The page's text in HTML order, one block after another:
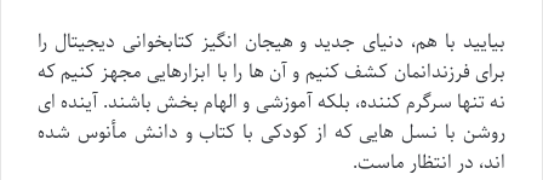
بیایید با هم، دنیای جدید و هیجان انگیز کتابخوانی دیجیتال را
برای فرزندانمان کشف کنیم و آن ها را با ابزارهایی مجهز کنیم که
نه تنها سرگرم کننده، بلکه آموزشی و الهام بخش باشند. آینده ای
روشن با نسل هایی که از کودکی با کتاب و دانش مأنوس شده
اند، در انتظار ماست.